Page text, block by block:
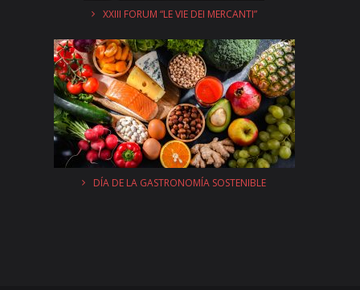
XXIII FORUM “LE VIE DEI MERCANTI”
DÍA DE LA GASTRONOMÍA SOSTENIBLE